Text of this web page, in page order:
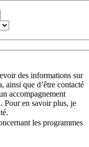
des informations sur
ainsi que d’être contacté
accompagnement
Pour en savoir plus, je
les programmes